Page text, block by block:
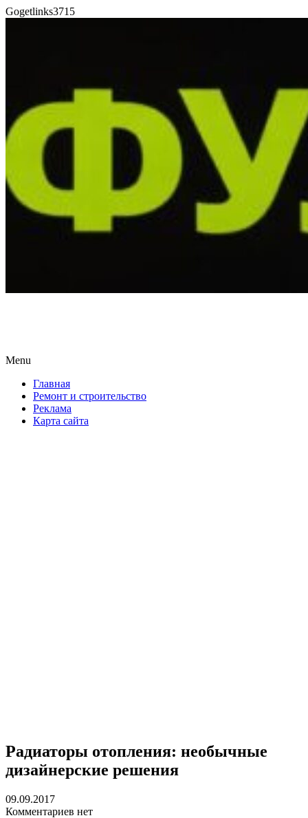
Gogetlinks3715
Menu
content
Главная
Ремонт и строительство
Реклама
Карта сайта
Радиаторы отопления: необычные
дизайнерские решения
09.09.2017
Комментариев нет